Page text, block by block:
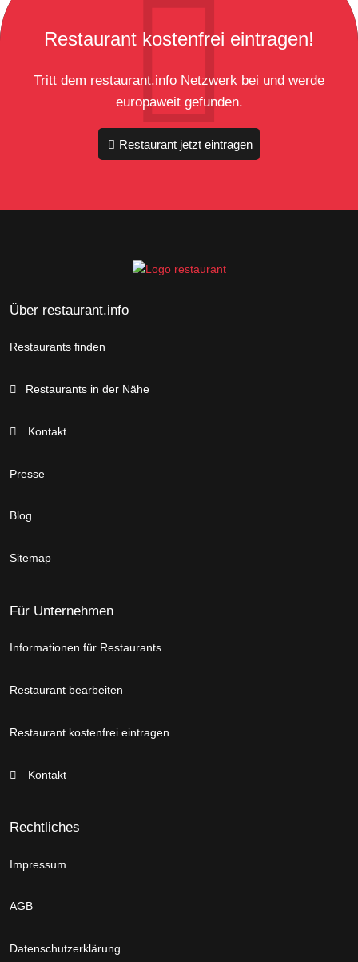
Restaurant kostenfrei eintragen!
Tritt dem restaurant.info Netzwerk bei und werde
europaweit gefunden.
Restaurant jetzt eintragen
Über restaurant.info
Restaurants finden
Restaurants in der Nähe
Kontakt
Presse
Blog
Sitemap
Für Unternehmen
Informationen für Restaurants
Restaurant bearbeiten
Restaurant kostenfrei eintragen
Kontakt
Rechtliches
Impressum
AGB
Datenschutzerklärung